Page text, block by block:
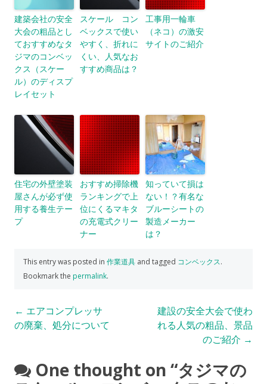
建築会社の安全
大会の粗品とし
ておすすめなタ
ジマのコンベッ
クス（スケー
ル）のディスプ
レイセット
スケール コン
ベックスで使い
やすく、折れに
くい、人気なお
すすめ商品は？
工事用一輪車
（ネコ）の激安
サイトのご紹介
住宅の外壁塗装
屋さんが必ず使
用する養生テー
プ
おすすめ掃除機
ランキングで上
位にくるマキタ
の充電式クリー
ナー
知っていて損は
ない！？有名な
ブルーシートの
製造メーカー
は？
This entry was posted in 作業道具 and tagged コンベックス.
Bookmark the permalink.
Post
navigation
← エアコンプレッサ
の廃棄、処分について
建設の安全大会で使わ
れる人気の粗品、景品
のご紹介 →
One thought on “タジマの